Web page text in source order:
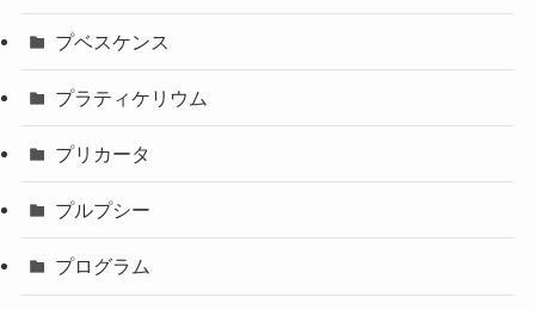
プベスケンス
プラティケリウム
プリカータ
プルプシー
プログラム